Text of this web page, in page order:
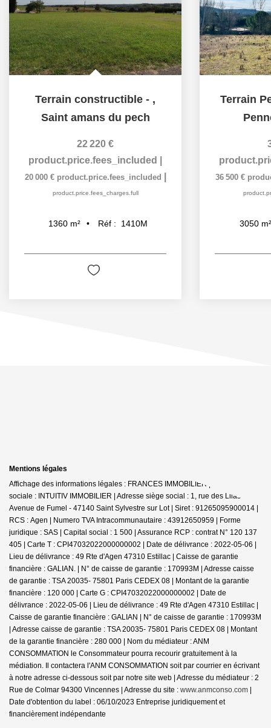
Terrain constructible - ,
Saint amans du pech
22 220 €
product.price.fees_included
20 000 € product.price.fees_included
product.price.fees_charges.full
1360 m² Réf : 1410M
Terrain
36 500 €
3050 m²
Mentions légales
Affichage des informations légales : FRANCES IMMOBILIER | Raison
sociale : INTUITIV IMMOBILIER | Adresse siège social : 1, rue des Lilas -
Avenue de Fumel - 47140 Saint Sylvestre sur Lot | Siret : 91265095900014 |
RCS : Agen | Numero TVA Intracommunautaire : 43912650959 | Forme
juridique : SAS | Capital social : 1 500 | Assurance RCP : contrat N° 120 137
405 | Carte T : CPI47032022000000002 | Date de délivrance : 2022-05-06 |
Lieu de délivrance : 49 Rte d'Agen 47310 Estillac | Caisse de garantie
financière : GALIAN. | N° de caisse de garantie : 170993M | Adresse caisse
de garantie : TSA 20035- 75801 Paris CEDEX 08 | Montant de la garantie
financière : 120 000 | Carte G : CPI47032022000000002 | Date de
délivrance : 2022-05-06 | Lieu de délivrance : 49 Rte d'Agen 47310 Estillac |
Caisse de garantie financière : GALIAN | N° de caisse de garantie : 170993M
| Adresse caisse de garantie : TSA 20035- 75801 Paris CEDEX 08 | Montant
de la garantie financière : 280 000 | Nom du médiateur : ANM
CONSOMMATION le Consommateur pourra recourir gratuitement à la
médiation. Il contactera l'ANM CONSOMMATION soit par courrier en écrivant
à notre adresse ci-dessous soit par notre site web | Adresse du médiateur : 2
Rue de Colmar 94300 Vincennes | Adresse du site : www.anmconso.com |
Date d'obtention du label : 06/10/2023 Entreprise juridiquement et
financièrement indépendante